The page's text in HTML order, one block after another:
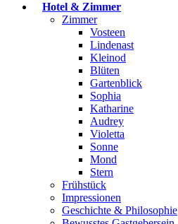
Hotel & Zimmer
Zimmer
Vosteen
Lindenast
Kleinod
Blüten
Gartenblick
Sophia
Katharine
Audrey
Violetta
Sonne
Mond
Stern
Frühstück
Impressionen
Geschichte & Philosophie